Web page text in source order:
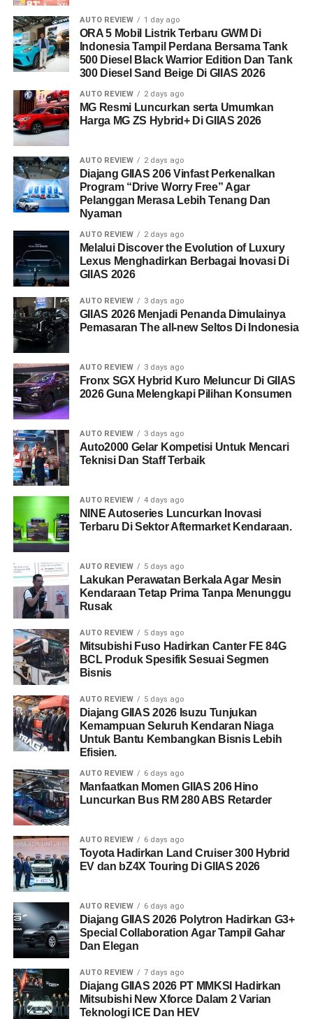
AUTO REVIEW 1 day ago
ORA 5 Mobil Listrik Terbaru GWM Di
Indonesia Tampil Perdana Bersama Tank
500 Diesel Black Warrior Edition Dan Tank
300 Diesel Sand Beige Di GIIAS 2026
AUTO REVIEW 2 days ago
MG Resmi Luncurkan serta Umumkan
Harga MG ZS Hybrid+ Di GIIAS 2026
AUTO REVIEW 2 days ago
Diajang GIIAS 206 Vinfast Perkenalkan
Program “Drive Worry Free” Agar
Pelanggan Merasa Lebih Tenang Dan
Nyaman
AUTO REVIEW 2 days ago
Melalui Discover the Evolution of Luxury
Lexus Menghadirkan Berbagai Inovasi Di
GIIAS 2026
AUTO REVIEW 3 days ago
GIIAS 2026 Menjadi Penanda Dimulainya
Pemasaran The all-new Seltos Di Indonesia
AUTO REVIEW 3 days ago
Fronx SGX Hybrid Kuro Meluncur Di GIIAS
2026 Guna Melengkapi Pilihan Konsumen
AUTO REVIEW 3 days ago
Auto2000 Gelar Kompetisi Untuk Mencari
Teknisi Dan Staff Terbaik
AUTO REVIEW 4 days ago
NINE Autoseries Luncurkan Inovasi
Terbaru Di Sektor Aftermarket Kendaraan.
AUTO REVIEW 5 days ago
Lakukan Perawatan Berkala Agar Mesin
Kendaraan Tetap Prima Tanpa Menunggu
Rusak
AUTO REVIEW 5 days ago
Mitsubishi Fuso Hadirkan Canter FE 84G
BCL Produk Spesifik Sesuai Segmen
Bisnis
AUTO REVIEW 5 days ago
Diajang GIIAS 2026 Isuzu Tunjukan
Kemampuan Seluruh Kendaran Niaga
Untuk Bantu Kembangkan Bisnis Lebih
Efisien.
AUTO REVIEW 6 days ago
Manfaatkan Momen GIIAS 206 Hino
Luncurkan Bus RM 280 ABS Retarder
AUTO REVIEW 6 days ago
Toyota Hadirkan Land Cruiser 300 Hybrid
EV dan bZ4X Touring Di GIIAS 2026
AUTO REVIEW 6 days ago
Diajang GIIAS 2026 Polytron Hadirkan G3+
Special Collaboration Agar Tampil Gahar
Dan Elegan
AUTO REVIEW 7 days ago
Diajang GIIAS 2026 PT MMKSI Hadirkan
Mitsubishi New Xforce Dalam 2 Varian
Teknologi ICE Dan HEV